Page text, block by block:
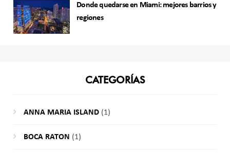
Donde quedarse en Miami: mejores barrios y
regiones
CATEGORÍAS
ANNA MARIA ISLAND(1)
BOCA RATON (1)